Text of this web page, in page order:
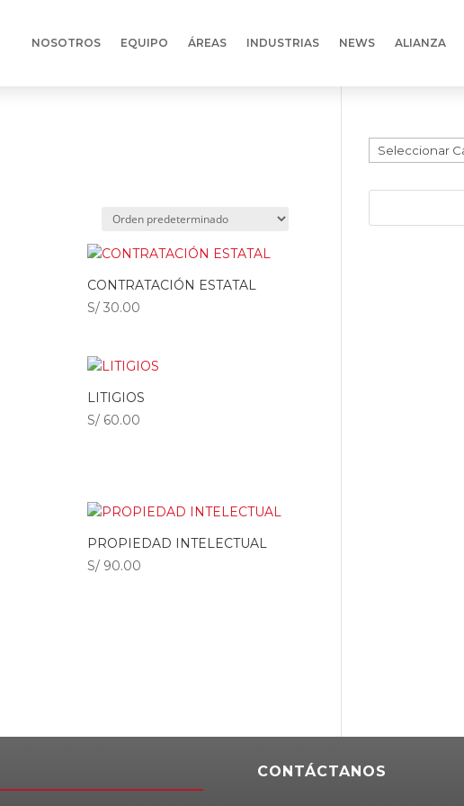
NOSOTROS EQUIPO ÁREAS INDUSTRIAS NEWS ALIANZA
CONTRATACIÓN ESTATAL
S/30.00
LITIGIOS
S/60.00
PROPIEDAD INTELECTUAL
S/90.00
Categorías
CONTÁCTANOS